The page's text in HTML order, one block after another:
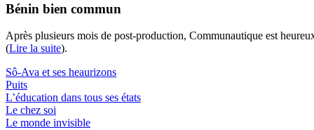
Bénin bien commun
Après plusieurs mois de post-production, Communautique est
(Lire la suite).
Sô-Ava et ses heaurizons
Puits
L’éducation dans tous ses états
Le chez soi
Le monde invisible